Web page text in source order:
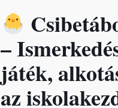
–
játék,
az